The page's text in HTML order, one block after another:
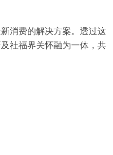
消费的解决方案。透过这
社福界关怀融为一体，共